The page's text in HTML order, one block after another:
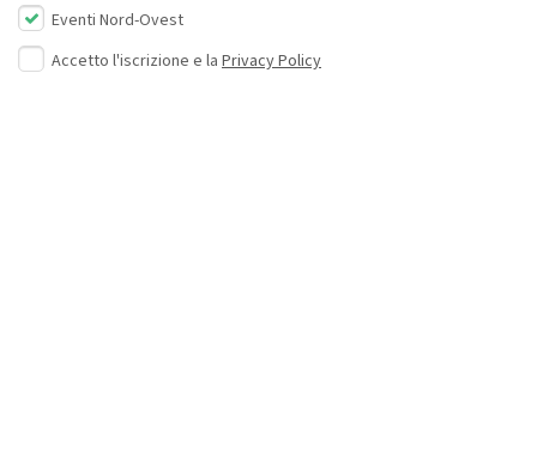
Eventi Nord-Ovest
Accetto l'iscrizione e la Privacy Policy